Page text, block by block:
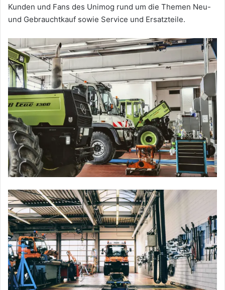
Kunden und Fans des Unimog rund um die Themen Neu-
und Gebrauchtkauf sowie Service und Ersatzteile.